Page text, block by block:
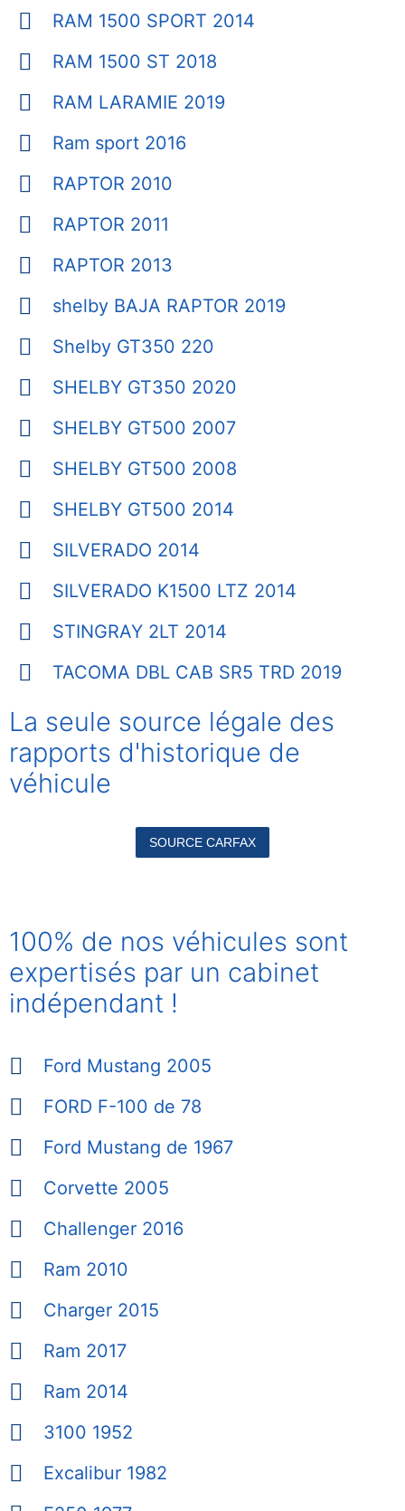
RAM 1500 SPORT 2014
RAM 1500 ST 2018
RAM LARAMIE 2019
Ram sport 2016
RAPTOR 2010
RAPTOR 2011
RAPTOR 2013
shelby BAJA RAPTOR 2019
Shelby GT350 220
SHELBY GT350 2020
SHELBY GT500 2007
SHELBY GT500 2008
SHELBY GT500 2014
SILVERADO 2014
SILVERADO K1500 LTZ 2014
STINGRAY 2LT 2014
TACOMA DBL CAB SR5 TRD 2019
La seule source légale des
rapports d'historique de
véhicule
SOURCE CARFAX
100% de nos véhicules sont
expertisés par un cabinet
indépendant !
Ford Mustang 2005
FORD F-100 de 78
Ford Mustang de 1967
Corvette 2005
Challenger 2016
Ram 2010
Charger 2015
Ram 2017
Ram 2014
3100 1952
Excalibur 1982